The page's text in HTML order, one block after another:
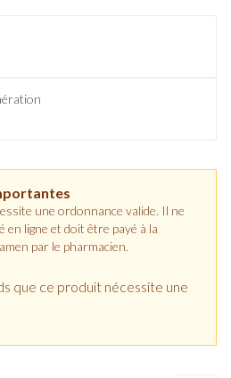
une ordonnance valide. Il ne
en ligne et doit être payé à la
par le pharmacien.
que ce produit nécessite une